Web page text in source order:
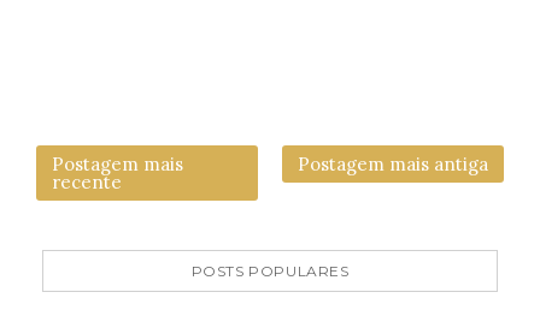
Postagem mais
recente
Postagem mais antiga
POSTS POPULARES